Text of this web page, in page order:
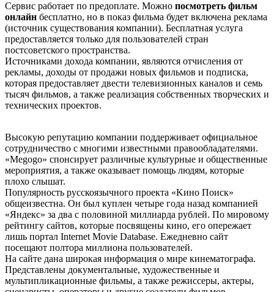
Сервис работает по предоплате. Можно посмотреть фильм
онлайн бесплатно, но в показ фильма будет включена реклама
(источник существования компании). Бесплатная услуга
предоставляется только для пользователей стран
постсоветского пространства.
Источниками дохода компании, являются отчисления от
рекламы, доходы от продажи новых фильмов и подписка,
которая предоставляет двести телевизионных каналов и семь
тысяч фильмов, а также реализация собственных творческих и
технических проектов.
Высокую репутацию компании поддерживает официальное
сотрудничество с многими известными правообладателями.
«Меgоgо» спонсирует различные культурные и общественные
мероприятия, а также оказывает помощь людям, которые
плохо слышат.
Популярность русскоязычного проекта «Kинo Пoиcк»
общеизвестна. Он был куплен четыре года назад компанией
«Яндекс» за два с половиной миллиарда рублей. По мировому
рейтингу сайтов, которые посвящены кино, его опережает
лишь портал Internet Movie Database. Ежедневно сайт
посещают полтора миллиона пользователей.
На сайте дана широкая информация о мире кинематографа.
Представлены документальные, художественные и
мультипликационные фильмы, а также режиссеры, актеры,